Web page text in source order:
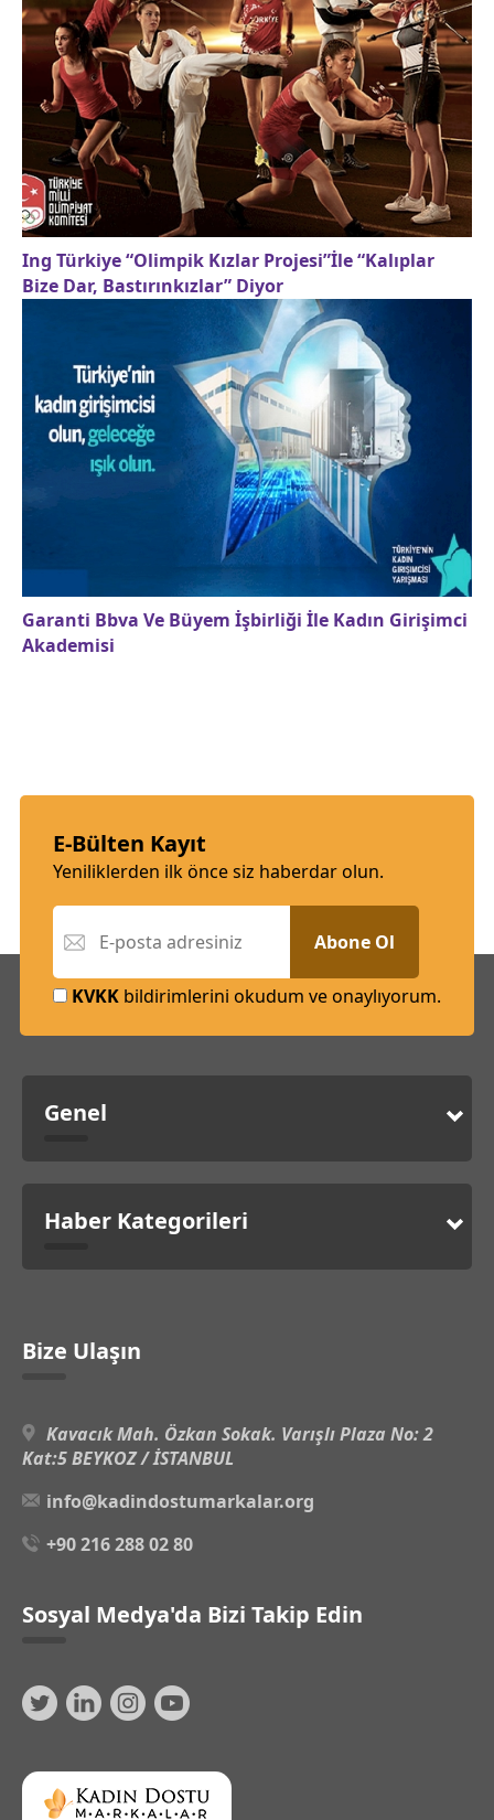
Ing Türkiye “Olimpik Kızlar Projesi”İle “Kalıplar
Bize Dar, Bastırınkızlar” Diyor
Garanti Bbva Ve Büyem İşbirliği İle Kadın Girişimci
Akademisi
E-Bülten Kayıt
Yeniliklerden ilk önce siz haberdar olun.
Abone Ol
KVKK bildirimlerini okudum ve onaylıyorum.
Genel
Haber Kategorileri
Bize Ulaşın
Kavacık Mah. Özkan Sokak. Varışlı Plaza No: 2
Kat:5 BEYKOZ / İSTANBUL
info@kadindostumarkalar.org
+90 216 288 02 80
Sosyal Medya'da Bizi Takip Edin